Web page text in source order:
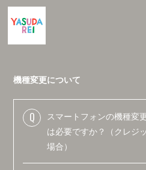
N
ログイン
機種変更について
Q
スマートフォンの機種変
は必要ですか？（クレジ
場合）